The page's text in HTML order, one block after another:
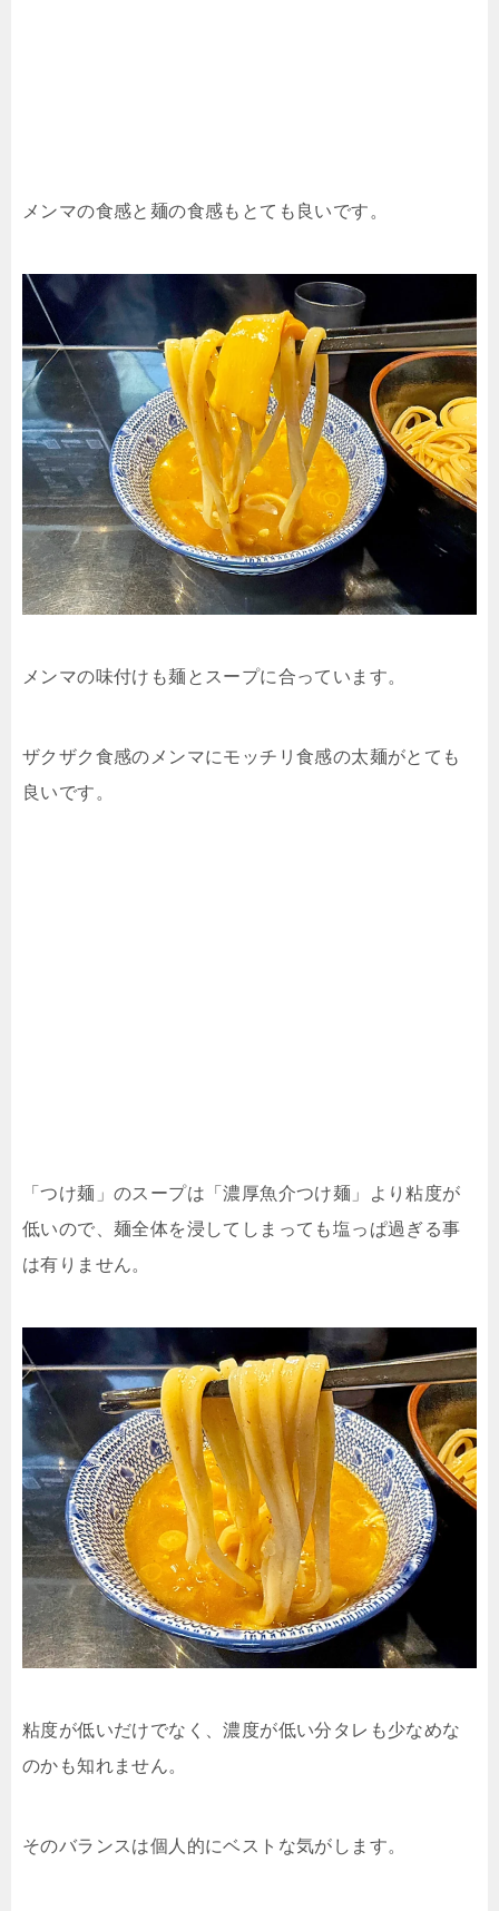
メンマの食感と麺の食感もとても良いです。
メンマの味付けも麺とスープに合っています。
ザクザク食感のメンマにモッチリ食感の太麺がとても
良いです。
「つけ麺」のスープは「濃厚魚介つけ麺」より粘度が
低いので、麺全体を浸してしまっても塩っぱ過ぎる事
は有りません。
粘度が低いだけでなく、濃度が低い分タレも少なめな
のかも知れません。
そのバランスは個人的にベストな気がします。